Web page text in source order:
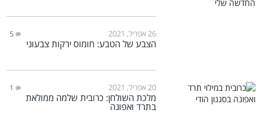
26 אפריל, 2021 5
הצבע של הטבע: חומוס ירקות צבעוני
20 אפריל, 2021 1
מלכת השולחן: כרובית שלמה ממולאת
בתרד ואפונה